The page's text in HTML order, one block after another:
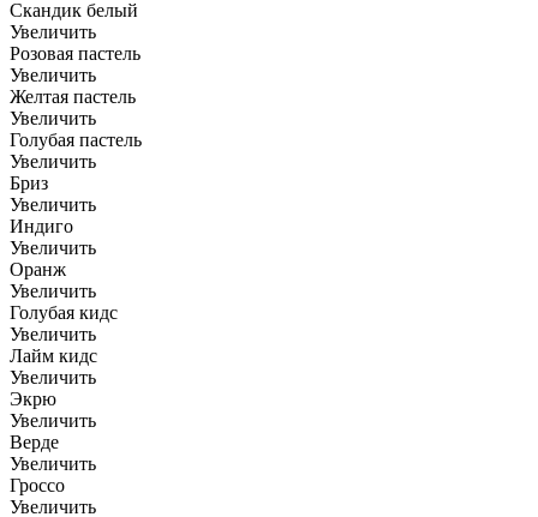
Скандик белый
Увеличить
Розовая пастель
Увеличить
Желтая пастель
Увеличить
Голубая пастель
Увеличить
Бриз
Увеличить
Индиго
Увеличить
Оранж
Увеличить
Голубая кидс
Увеличить
Лайм кидс
Увеличить
Экрю
Увеличить
Верде
Увеличить
Гроссо
Увеличить